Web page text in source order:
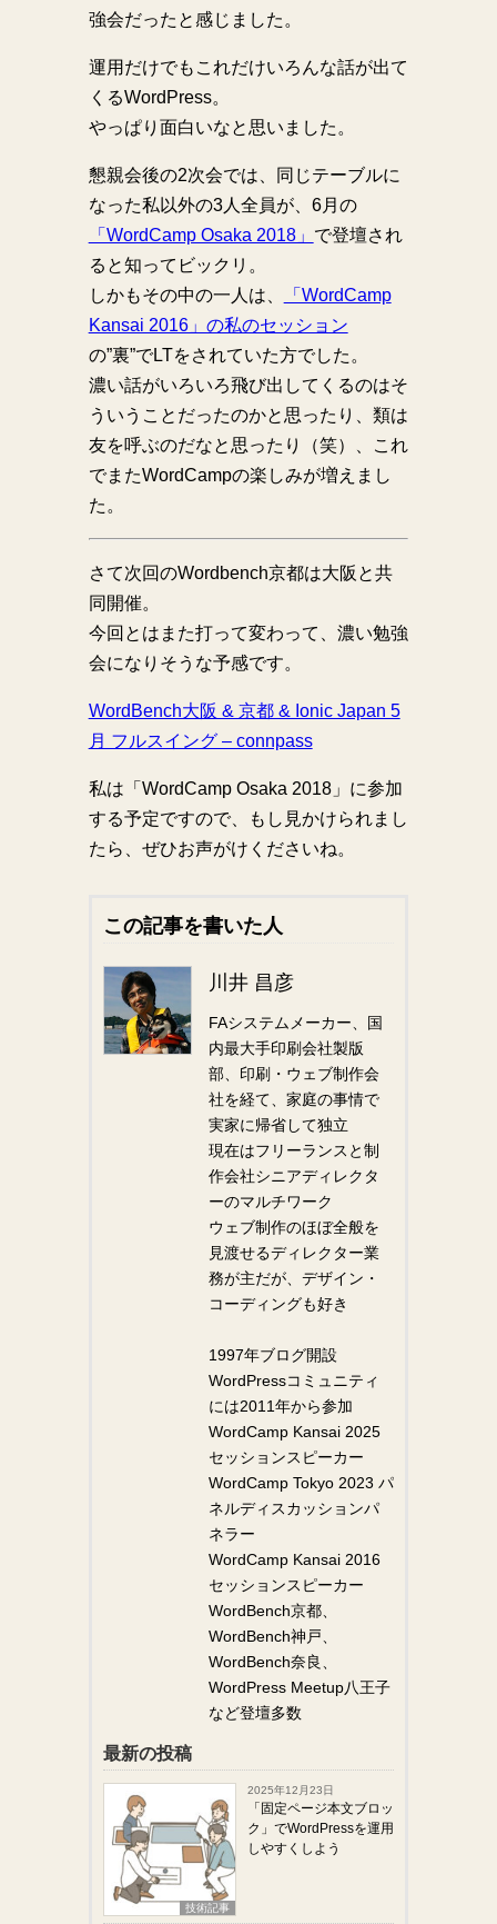
強会だったと感じました。
運用だけでもこれだけいろんな話が出て
くるWordPress。
やっぱり面白いなと思いました。
懇親会後の2次会では、同じテーブルに
なった私以外の3人全員が、6月の
「WordCamp Osaka 2018」 で登壇され
ると知ってビックリ。
しかもその中の一人は、
「WordCamp
Kansai 2016」の私のセッション
の”裏”でLTをされていた方でした。
濃い話がいろいろ飛び出してくるのはそ
ういうことだったのかと思ったり、類は
友を呼ぶのだなと思ったり（笑）、これ
でまたWordCampの楽しみが増えまし
た。
さて次回のWordbench京都は大阪と共
同開催。
今回とはまた打って変わって、濃い勉強
会になりそうな予感です。
WordBench大阪 & 京都 & Ionic Japan 5
月 フルスイング – connpass
私は「WordCamp Osaka 2018」に参加
する予定ですので、もし見かけられまし
たら、ぜひお声がけくださいね。
この記事を書いた人
川井 昌彦
FAシステムメーカー、国
内最大手印刷会社製版
部、印刷・ウェブ制作会
社を経て、家庭の事情で
実家に帰省して独立
現在はフリーランスと制
作会社シニアディレクタ
ーのマルチワーク
ウェブ制作のほぼ全般を
見渡せるディレクター業
務が主だが、デザイン・
コーディングも好き
1997年ブログ開設
WordPressコミュニティ
には2011年から参加
WordCamp Kansai 2025
セッションスピーカー
WordCamp Tokyo 2023 パ
ネルディスカッションパ
ネラー
WordCamp Kansai 2016
セッションスピーカー
WordBench京都、
WordBench神戸、
WordBench奈良、
WordPress Meetup八王子
など登壇多数
最新の投稿
技術記事
2025年12月23日
「固定ページ本文ブロッ
ク」でWordPressを運用
しやすくしよう